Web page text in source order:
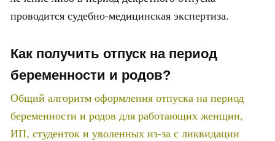
проводится судебно-медицинская экспертиза.
Как получить отпуск на период
беременности и родов?
Общий алгоритм оформления отпуска на период
беременности и родов для работающих женщин,
ИП, студенток и уволенных из-за с ликвидации